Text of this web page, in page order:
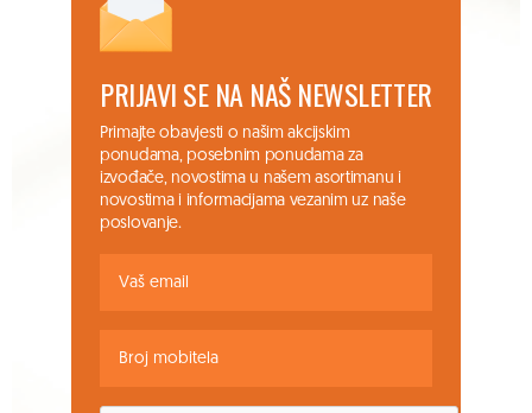
PRIJAVI SE NA NAŠ NEWSLETTER
Primajte obavjesti o našim akcijskim
ponudama, posebnim ponudama za
izvođače, novostima u našem asortimanu i
novostima i informacijama vezanim uz naše
poslovanje.